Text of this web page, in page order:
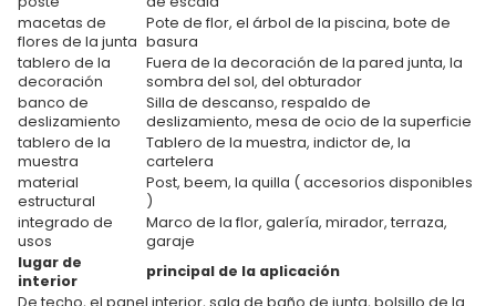
macetas de
flores de la junta
Pote de flor, el árbol de la piscina, bote de
basura
tablero de la
decoración
Fuera de la decoración de la pared junta, la
sombra del sol, del obturador
banco de
deslizamiento
Silla de descanso, respaldo de
deslizamiento, mesa de ocio de la superficie
tablero de la
muestra
Tablero de la muestra, indictor de, la
cartelera
material
estructural
Post, beem, la quilla ( accesorios disponibles
)
integrado de
usos
Marco de la flor, galería, mirador, terraza,
garaje
lugar de
interior
principal de la aplicación